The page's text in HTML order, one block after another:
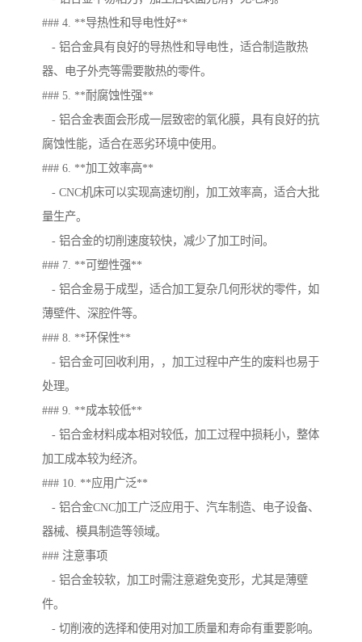
### 4. **导热性和导电性好**
- 铝合金具有良好的导热性和导电性，适合制造散热
器、电子外壳等需要散热的零件。
### 5. **耐腐蚀性强**
- 铝合金表面会形成一层致密的氧化膜，具有良好的抗
腐蚀性能，适合在恶劣环境中使用。
### 6. **加工效率高**
- CNC机床可以实现高速切削，加工效率高，适合大批
量生产。
- 铝合金的切削速度较快，减少了加工时间。
### 7. **可塑性强**
- 铝合金易于成型，适合加工复杂几何形状的零件，如
薄壁件、深腔件等。
### 8. **环保性**
- 铝合金可回收利用，，加工过程中产生的废料也易于
处理。
### 9. **成本较低**
- 铝合金材料成本相对较低，加工过程中损耗小，整体
加工成本较为经济。
### 10. **应用广泛**
- 铝合金CNC加工广泛应用于、汽车制造、电子设备、
器械、模具制造等领域。
### 注意事项
- 铝合金较软，加工时需注意避免变形，尤其是薄壁
件。
- 切削液的选择和使用对加工质量和寿命有重要影响。